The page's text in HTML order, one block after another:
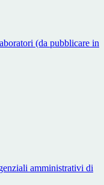
(da pubblicare in
amministrativi di